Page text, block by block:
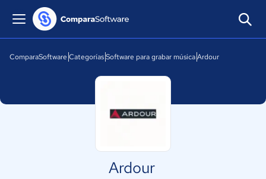
ComparaSoftware CategoríasSoftware para grabar músicaArdour
Ardour